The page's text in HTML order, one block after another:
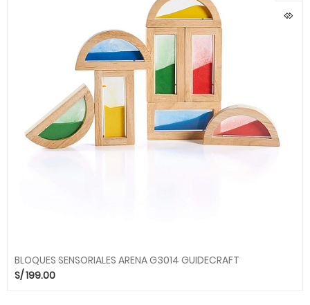
BLOQUES SENSORIALES ARENA G3014 GUIDECRAFT
S/199.00